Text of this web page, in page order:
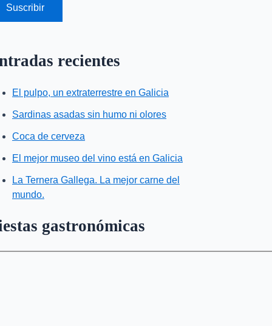
Suscribir
recientes
El pulpo, un extraterrestre en Galicia
Sardinas asadas sin humo ni olores
Coca de cerveza
El mejor museo del vino está en Galicia
La Ternera Gallega. La mejor carne del
mundo.
gastronómicas